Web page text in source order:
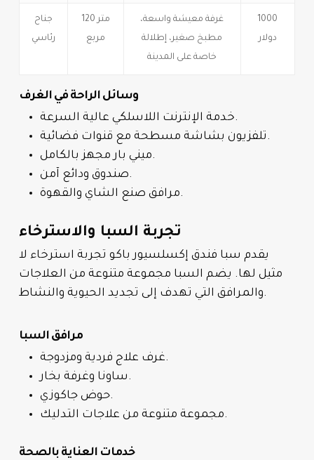
جناح
رئاسي
120 متر
مربع
غرفة معيشة واسعة،
مطبخ صغير، إطلالة
خاصة على المدينة
1000
دولار
وسائل الراحة في الغرف
خدمة الإنترنت اللاسلكي عالية السرعة.
تلفزيون بشاشة مسطحة مع قنوات فضائية.
ميني بار مجهز بالكامل.
صندوق ودائع آمن.
مرافق صنع الشاي والقهوة.
تجربة السبا والاسترخاء
يقدم سبا فندق إكسلسيور باكو تجربة استرخاء لا
مثيل لها. يضم السبا مجموعة متنوعة من العلاجات
والمرافق التي تهدف إلى تجديد الحيوية والنشاط.
مرافق السبا
غرف علاج فردية ومزدوجة.
ساونا وغرفة بخار.
حوض جاكوزي.
مجموعة متنوعة من علاجات التدليك.
خدمات العناية بالصحة